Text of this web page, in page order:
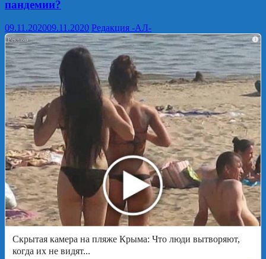
пандемии?
09.11.202009.11.2020 Редакция -АЛ-
i
Скрытая камера на пляже Крыма: Что люди вытворяют,
когда их не видят...